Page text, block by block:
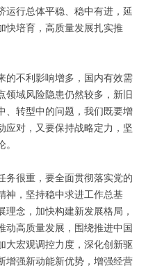
运行总体平稳、稳中有进，延
快培育，高质量发展扎实推
的不利影响增多，国内有效需
领域风险隐患仍然较多，新旧
、转型中的问题，我们既要增
应对，又要保持战略定力，坚
务很重，要全面贯彻落实党的
神，坚持稳中求进工作总基
念，加快构建新发展格局，
动高质量发展，围绕推进中国
大宏观调控力度，深化创新驱
增强新动能新优势，增强经营